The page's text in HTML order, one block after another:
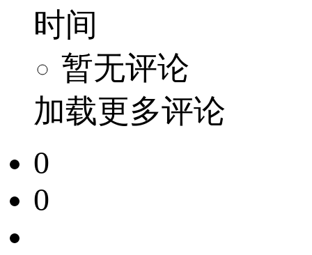
时间
暂无评论
加载更多评论
0
0